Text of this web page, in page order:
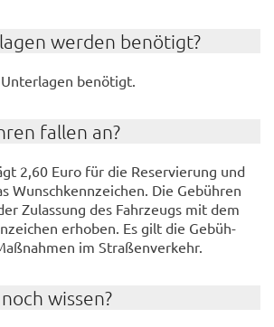
wer­den be­nö­tigt?
be­nö­tigt.
fal­len an?
2,60 Euro für die Re­ser­vie­rung und
Wunsch­kenn­zei­chen. Die Ge­büh­ren
Zu­las­sung des Fahr­zeugs mit dem
er­ho­ben. Es gilt die Ge­büh­
im Stra­ßen­ver­kehr.
wis­sen?